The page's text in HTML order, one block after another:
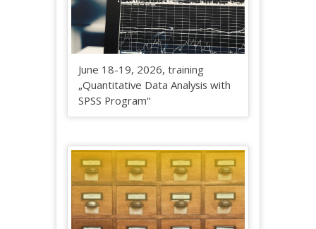
June 18-19, 2026, training
„Quantitative Data Analysis with
SPSS Program“